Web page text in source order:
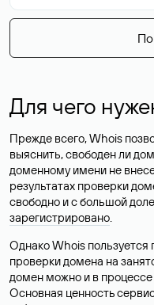
Для чего
Прежде всего, Whois
выяснить, свободен ли
доменному имени не
результатах проверки
свободно и с большой
зарегистрировано.
Однако Whois пользуется
проверки домена на
домен можно и в
Основная ценность